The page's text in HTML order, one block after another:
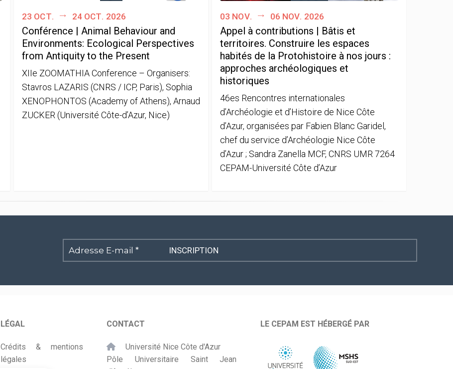
23 oct. 24 oct. 2026
Conférence | Animal Behaviour and
Environments: Ecological Perspectives
from Antiquity to the Present
XIIe ZOOMATHIA Conference – Organisers:
Stavros LAZARIS (CNRS / ICP, Paris), Sophia
XENOPHONTOS (Academy of Athens), Arnaud
ZUCKER (Université Côte-d’Azur, Nice)
03 nov. 06 nov. 2026
Appel à contributions | Bâtis et
territoires. Construire les espaces
habités de la Protohistoire à nos jours :
approches archéologiques et
historiques
46es Rencontres internationales
d’Archéologie et d’Histoire de Nice Côte
d’Azur, organisées par Fabien Blanc Garidel,
chef du service d’Archéologie Nice Côte
d’Azur ; Sandra Zanella MCF, CNRS UMR 7264
CEPAM-Université Côte d’Azur
Adresse
E-
LÉGAL
Crédits & mentions
légales
CONTACT
Université Nice Côte d'Azur
Pôle Universitaire Saint Jean
LE CEPAM EST HÉBERGÉ PAR